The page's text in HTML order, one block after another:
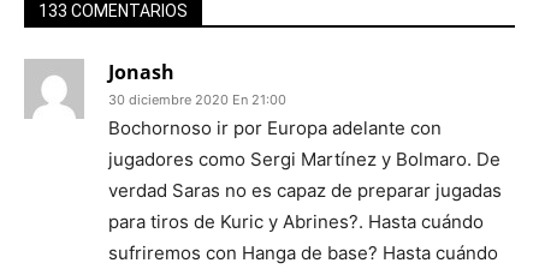
133 COMENTARIOS
Jonash
30 diciembre 2020 En 21:00
Bochornoso ir por Europa adelante con
jugadores como Sergi Martínez y Bolmaro. De
verdad Saras no es capaz de preparar jugadas
para tiros de Kuric y Abrines?. Hasta cuándo
sufriremos con Hanga de base? Hasta cuándo